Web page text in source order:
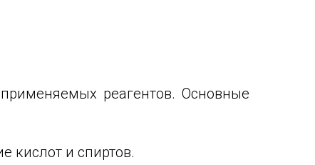
реагентов. Основные
кислот и спиртов.